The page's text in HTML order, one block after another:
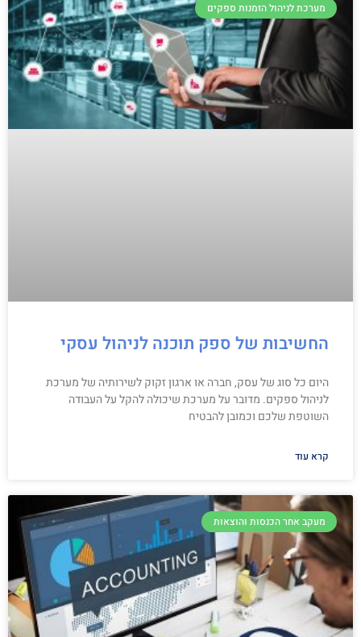
מערכת לניהול הזמנות ספקים
החשיבות של ספק תוכנה לניהול עסקי
היום כל סוג של עסק, חברה או ארגון זקוק לשירותיה של מערכת
לניהול ספקים. מדובר על מערכת שיכולה להקל על העבודה
השוטפת שלכם וכמובן להבטיח
קרא עוד
מעקב אחר הכנסות והוצאות